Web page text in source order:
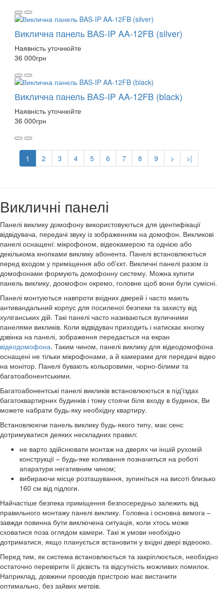
Виклична панель BAS-IP AA-12FB (silver)
Наявність уточнюйте
36 000грн
Виклична панель BAS-IP AA-12FB (black)
Наявність уточнюйте
36 000грн
1 2 3 4 5 6 7 8 9 > >|
Викличні панелі
Панелі виклику домофону використовуються для ідентифікації
відвідувача, передачі звуку із зображенням на домофон. Викликові
панелі оснащені: мікрофоном, відеокамерою та однією або
декількома кнопками виклику абонента. Панелі встановлюються
перед входом у приміщення або об'єкт. Викличні панелі разом із
домофонами формують домофонну систему. Можна купити
панель виклику, доомофон окремо, головне щоб вони були сумісні.
Панелі монтуються навпроти вхідних дверей і часто мають
антивандальний корпус для посиленої безпеки та захисту від
хуліганських дій. Такі панелі часто називаються вуличними
панелями викликів. Коли відвідувач приходить і натискає кнопку
дзвінка на панелі, зображення передається на екран
відеодомофона. Таким чином, панелі виклику для відеодомофона
оснащені не тільки мікрофонами, а й камерами для передачі відео
на монітор. Панелі бувають кольоровими, чорно-білими та
багатоабонентськими.
Багатоабонентські панелі викликів встановлюються в під'їздах
багатоквартирних будинків і тому стоячи біля входу в будинок, Ви
можете набрати будь-яку необхідну квартиру.
Встановлюючи панель виклику будь-якого типу, має сенс
дотримуватися деяких нескладних правил:
не варто здійснювати монтаж на дверях чи іншій рухомій
конструкції – будь-яке коливання позначиться на роботі
апаратури негативним чином;
вибираючи місце розташування, зупиніться на висоті близько
160 см від підлоги.
Найчастіше безпека приміщення безпосередньо залежить від
правильного монтажу панелі виклику. Головна і основна вимога –
завжди повинна бути виключена ситуація, коли хтось може
сховатися поза оглядом камери. Такі ж умови необхідно
дотриматися, якщо планується встановити у вхідні двері відеооко.
Перед тим, як система встановлюється та закріплюється, необхідно
остаточно перевірити її дієвість та відсутність можливих помилок.
Наприклад, довжини проводів пристрою має вистачити
оптимально, без зайвих метрів.